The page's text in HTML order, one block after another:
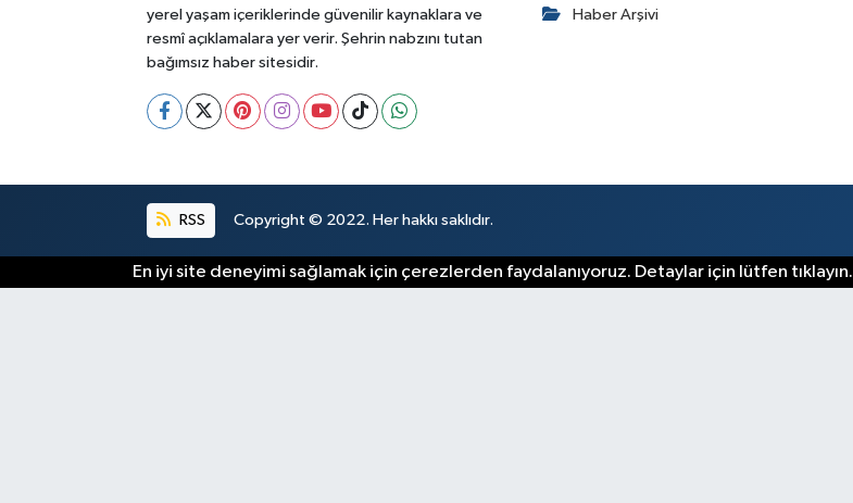
yerel yaşam içeriklerinde güvenilir kaynaklara ve
resmî açıklamalara yer verir. Şehrin nabzını tutan
bağımsız haber sitesidir.
Haber Arşivi
RSS Copyright © 2022. Her hakkı saklıdır.
En iyi site deneyimi sağlamak için çerezlerden faydalanıyoruz. Detaylar için lütfen tıklayın.